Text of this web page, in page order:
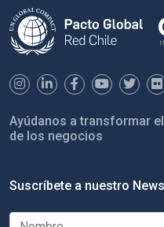
Ayúdanos a transformar
de los negocios
Suscríbete a nuestro